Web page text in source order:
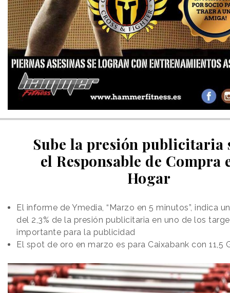
Sube la presión publicitaria
el Responsable de Compra
Hogar
El informe de Ymedia, “Marzo en 5 minutos”, indica
del 2,3% de la presión publicitaria en uno de los
importante para la publicidad
El spot de oro en marzo es para Caixabank con 11,5